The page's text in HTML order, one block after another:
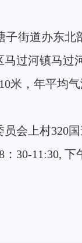
子街道办东
过河镇马
米，年平均
会上村320
30-11:30, 下